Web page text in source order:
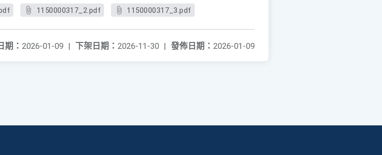
1150000317_2.pdf 1150000317_3.pdf
發佈日期： 2026-01-09
下架日期： 2026-11-30 |
期： 2026-01-09 |